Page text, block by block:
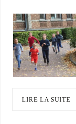
LIRE LA SUITE